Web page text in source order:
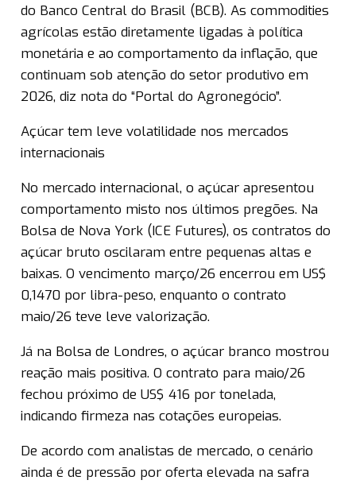
do Banco Central do Brasil (BCB). As commodities
agrícolas estão diretamente ligadas à política
monetária e ao comportamento da inflação, que
continuam sob atenção do setor produtivo em
2026, diz nota do “Portal do Agronegócio”.
Açúcar tem leve volatilidade nos mercados
internacionais
No mercado internacional, o açúcar apresentou
comportamento misto nos últimos pregões. Na
Bolsa de Nova York (ICE Futures), os contratos do
açúcar bruto oscilaram entre pequenas altas e
baixas. O vencimento março/26 encerrou em US$
0,1470 por libra-peso, enquanto o contrato
maio/26 teve leve valorização.
Já na Bolsa de Londres, o açúcar branco mostrou
reação mais positiva. O contrato para maio/26
fechou próximo de US$ 416 por tonelada,
indicando firmeza nas cotações europeias.
De acordo com analistas de mercado, o cenário
ainda é de pressão por oferta elevada na safra